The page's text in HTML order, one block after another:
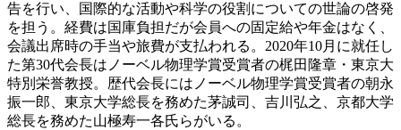
告を行い、国際的な活動や科学の役割についての世論の啓発
を担う。経費は国庫負担だが会員への固定給や年金はなく、
会議出席時の手当や旅費が支払われる。2020年10月に就任し
た第30代会長はノーベル物理学賞受賞者の梶田隆章・東京大
特別栄誉教授。歴代会長にはノーベル物理学賞受賞者の朝永
振一郎、東京大学総長を務めた茅誠司、吉川弘之、京都大学
総長を務めた山極寿一各氏らがいる。